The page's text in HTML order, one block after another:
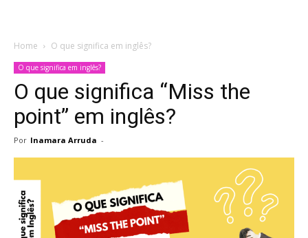
Home O que significa em inglês?
O que significa em inglês?
O que significa “Miss the
point” em inglês?
Por Inamara Arruda -